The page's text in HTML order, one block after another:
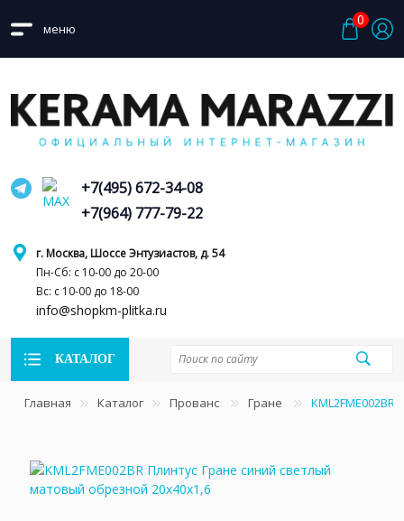
меню
0
г. Москва, Шоссе Энтузиастов, д. 54
Пн-Сб: с 10-00 до 20-00
Вс: с 10-00 до 18-00
info@shopkm-plitka.ru
+7(495) 672-34-08
+7(964) 777-79-22
КАТАЛОГ
Главная Каталог Прованс Гране